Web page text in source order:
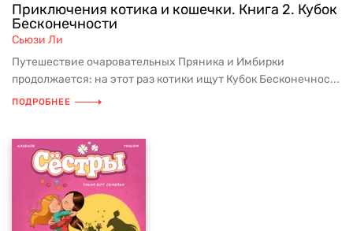
Приключения котика и кошечки. Книга 2. Кубок
Бесконечности
Сьюзи Ли
Путешествие очаровательных Пряника и Имбирки
продолжается: на этот раз котики ищут Кубок Бесконечнос...
ПОДРОБНЕЕ